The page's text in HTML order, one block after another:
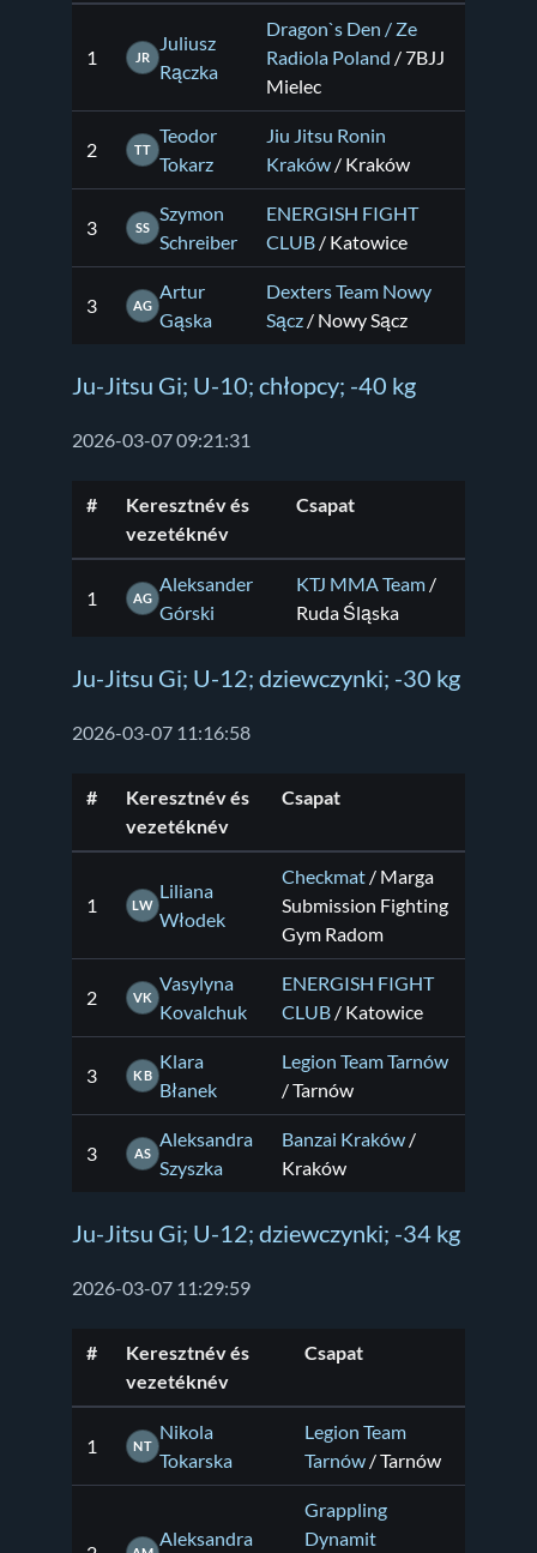
1 JR
Juliusz
Rączka
Dragon`s Den / Ze
Radiola Poland / 7BJJ
Mielec
2 TT
Teodor
Tokarz
Jiu Jitsu Ronin
Kraków / Kraków
3 SS
Szymon
Schreiber
ENERGISH FIGHT
CLUB / Katowice
3 AG
Artur
Gąska
Dexters Team Nowy
Sącz / Nowy Sącz
Ju-Jitsu Gi; U-10; chłopcy; -40 kg
2026-03-07 09:21:31
#
Keresztnév és
vezetéknév
Csapat
1 AG
Aleksander
Górski
KTJ MMA Team /
Ruda Śląska
Ju-Jitsu Gi; U-12; dziewczynki; -30 kg
2026-03-07 11:16:58
#
Keresztnév és
vezetéknév
Csapat
1 LW
Liliana
Włodek
Checkmat / Marga
Submission Fighting
Gym Radom
2 VK
Vasylyna
Kovalchuk
ENERGISH FIGHT
CLUB / Katowice
3 KB
Klara
Błanek
Legion Team Tarnów
/ Tarnów
3 AS
Aleksandra
Szyszka
Banzai Kraków /
Kraków
Ju-Jitsu Gi; U-12; dziewczynki; -34 kg
2026-03-07 11:29:59
#
Keresztnév és
vezetéknév
Csapat
1 NT
Nikola
Tokarska
Legion Team
Tarnów / Tarnów
Aleksandra
Grappling
Dynamit